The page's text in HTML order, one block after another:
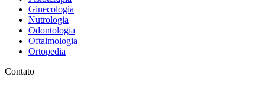
Ginecologia
Nutrologia
Odontologia
Oftalmologia
Ortopedia
Contato